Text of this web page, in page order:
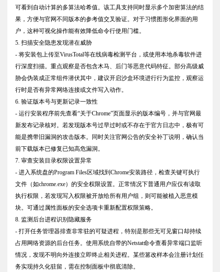
可看到自动计算的多算法哈希值。该工具支持同时显示多个加密算法的结
果，方便与官网不同版本的参考值交叉验证。对于习惯图形化界面的用
户，这种可视化操作能有效降低命令行使用门槛。
5. 扫描安全隐患发现潜在威胁
- 将安装包上传至VirusTotal等在线病毒检测平台，或使用本地杀毒软件进
行深度扫描。重点观察是否包含木马、后门等恶意代码特征。部分高级威
胁会伪装成正常组件潜伏其中，建议开启沙盒环境进行行为监控，观察运
行时是否有异常网络连接或文件写入动作。
6. 验证版本号与更新记录一致性
- 运行安装程序前先查看“关于Chrome”页面显示的版本编号，并与官网最
新发布记录核对。若发现版本号过早过时或不存在于官方日志中，极有可
能是携带旧漏洞的攻击版本。同时关注官网公告的安全补丁说明，确认当
前下载版本已修复已知高危漏洞。
7. 审查安装目录权限设置异常
- 进入系统盘的Program Files区域找到Chrome安装路径，检查关键可执行
文件（如chrome.exe）的安全权限设置。正常情况下普通用户应仅有读取
执行权限，若发现写入权限被开放给所有用户组，则可能被植入恶意模
块。可通过属性面板的安全选项卡重新配置权限策略。
8. 监测后台进程识别隐藏服务
- 打开任务管理器排查非常驻的可疑进程，特别是那些无可见窗口却持续
占用网络资源的后台任务。使用系统自带的Netstat命令查看异常端口监听
情况，发现不明向外连接立即终止相关进程。某些篡改样本会注册计划任
务实现持久化驻留，需在控制面板中彻底清除。